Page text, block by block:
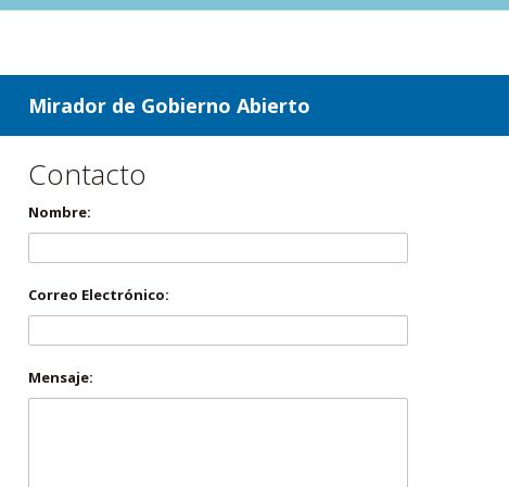
ir a contenido
ir al menú
Mirador de Gobierno Abierto
Contacto
Nombre:
Correo Electrónico:
Mensaje: